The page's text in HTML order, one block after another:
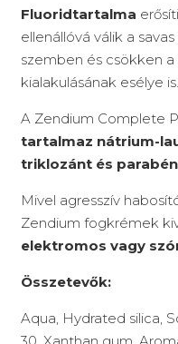
Fluoridtartalma
ellenállóvá válik a
szemben és csökken
kialakulásának esélye is.
A Zendium Complete
tartalmaz nátrium-
triklozánt és
Mivel agresszív
Zendium fogkrémek
elektromos vagy
Összetevők:
Aqua, Hydrated silica,